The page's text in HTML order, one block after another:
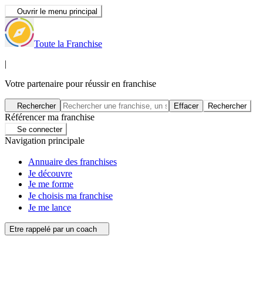
Ouvrir le menu principal
Toute la Franchise
|
Votre partenaire pour réussir en franchise
Rechercher Effacer Rechercher
Référencer ma franchise
Se connecter
Navigation principale
Annuaire des franchises
Je découvre
Je me forme
Je choisis ma franchise
Je me lance
Etre rappelé par un coach